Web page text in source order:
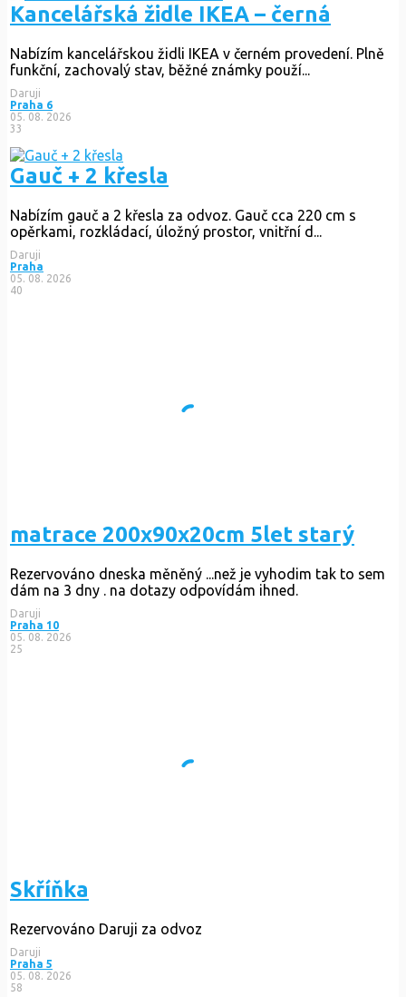
Kancelářská židle IKEA – černá
Nabízím kancelářskou židli IKEA v černém provedení. Plně
funkční, zachovalý stav, běžné známky použí...
Daruji
Praha 6
05. 08. 2026
33
Gauč + 2 křesla
Nabízím gauč a 2 křesla za odvoz. Gauč cca 220 cm s
opěrkami, rozkládací, úložný prostor, vnitřní d...
Daruji
Praha
05. 08. 2026
40
matrace 200x90x20cm 5let starý
Rezervováno dneska měněný ...než je vyhodim tak to sem
dám na 3 dny . na dotazy odpovídám ihned.
Daruji
Praha 10
05. 08. 2026
25
Skříňka
Rezervováno Daruji za odvoz
Daruji
Praha 5
05. 08. 2026
58